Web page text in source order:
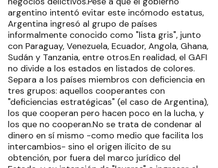
argentino intentó evitar este incómodo estatus,
Argentina ingresó al grupo de países
informalmente conocido como "lista gris", junto
con Paraguay, Venezuela, Ecuador, Angola, Ghana,
Sudán y Tanzania, entre otros.En realidad, el GAFI
no divide a los estados en listados de colores.
Separa a los países miembros con deficiencia en
tres grupos: aquellos cooperantes con
"deficiencias estratégicas" (el caso de Argentina),
los que cooperan pero hacen poco en la lucha, y
los que no cooperan.No se trata de condenar al
dinero en sí mismo -como medio que facilita los
intercambios- sino el origen ilícito de su
obtención, por fuera del marco jurídico del